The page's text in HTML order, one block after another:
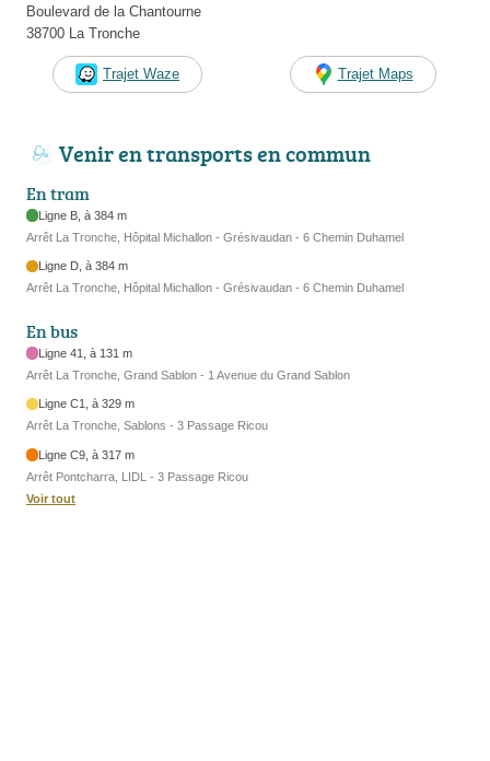
Boulevard de la Chantourne
38700 La Tronche
Trajet Waze Trajet Maps
Venir en transports en commun
En tram
Ligne B, à 384 m
Arrêt La Tronche, Hôpital Michallon - Grésivaudan - 6 Chemin Duhamel
Ligne D, à 384 m
Arrêt La Tronche, Hôpital Michallon - Grésivaudan - 6 Chemin Duhamel
En bus
Ligne 41, à 131 m
Arrêt La Tronche, Grand Sablon - 1 Avenue du Grand Sablon
Ligne C1, à 329 m
Arrêt La Tronche, Sablons - 3 Passage Ricou
Ligne C9, à 317 m
Arrêt Pontcharra, LIDL - 3 Passage Ricou
Voir tout